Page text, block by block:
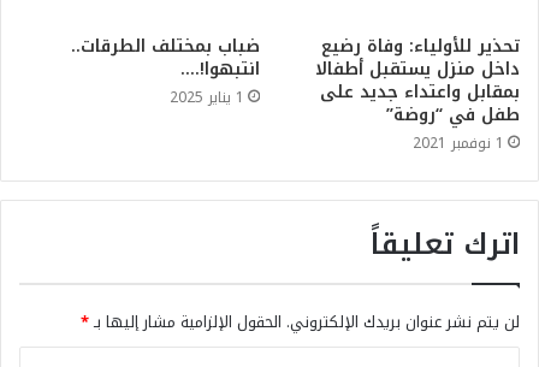
تحذير للأولياء: وفاة رضيع
داخل منزل يستقبل أطفالا
بمقابل واعتداء جديد على
طفل في “روضة”
1 نوفمبر 2021
ضباب بمختلف الطرقات..
انتبهوا!….
1 يناير 2025
اترك تعليقاً
لن يتم نشر عنوان بريدك الإلكتروني. الحقول الإلزامية مشار إليها بـ*